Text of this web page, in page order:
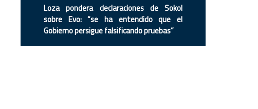
Loza pondera declaraciones de Sokol
sobre Evo: “se ha entendido que el
Gobierno persigue falsificando pruebas”